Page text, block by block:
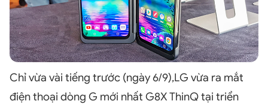
Chỉ vừa vài tiếng trước (ngày 6/9),LG vừa ra mắt
điện thoại dòng G mới nhất G8X ThinQ tại triển